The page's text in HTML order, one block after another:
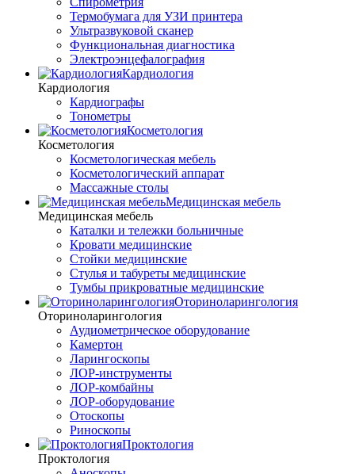
Термобумага для УЗИ принтера
Ультразвуковой сканер
Функциональная диагностика
Электроэнцефалография
Кардиология
Кардиология
Кардиографы
Тонометры
Косметология
Косметология
Косметологическая мебель
Косметологический аппарат
Массажные столы
Медицинская мебель
Медицинская мебель
Каталки и тележки больничные
Кровати медицинские
Стойки медицинские
Стулья и табуреты медицинские
Тумбы прикроватные медицинские
Оториноларингология
Оториноларингология
Аудиометрическое оборудование
Камертон
Ларингоскопы
ЛОР-инструменты
ЛОР-комбайны
ЛОР-оборудование
Отоскопы
Риноскопы
Проктология
Проктология